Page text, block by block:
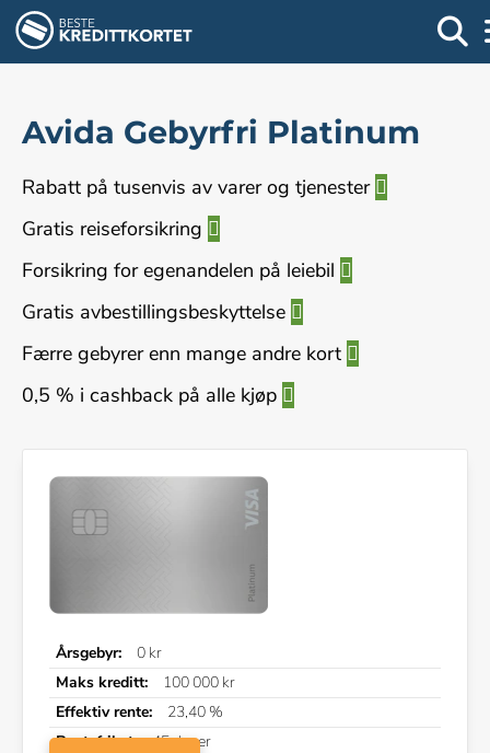
Avida Gebyrfri Platinum
Rabatt på tusenvis av varer og tjenester
Gratis reiseforsikring
Forsikring for egenandelen på leiebil
Gratis avbestillingsbeskyttelse
Færre gebyrer enn mange andre kort
0,5 % i cashback på alle kjøp
Årsgebyr:
0 kr
Maks kreditt:
100 000 kr
Effektiv rente:
23,40 %
Rentefrihet:
45 dager